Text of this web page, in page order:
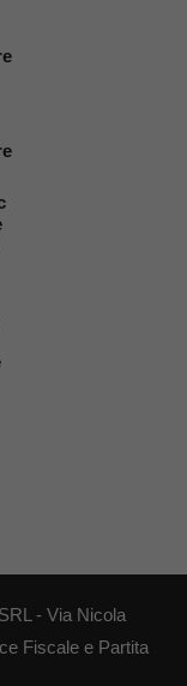
- Via Nicola
Fiscale e Partita